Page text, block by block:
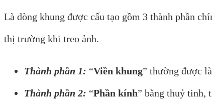
Là dòng khung được cấu tạo gồm 3 thành phần
thị trường khi treo ảnh.
Thành phần 1: “Viền khung” thường được
Thành phần 2: “Phần kính” bằng thuỷ tinh,